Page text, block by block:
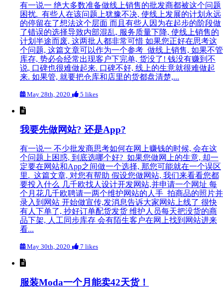
有一说一 绝大多数准备做线上销售的批发商都被这个问题
困扰. 有些人在该问题上犹豫不决, 使线上发展的计划永远
的停留在了想法这个层面 而且有些人因为在起步的阶段做
了错误的选择导致内部混乱, 服务质量下降, 使线上销售的
计划半途而废, 这两批人都非常可惜 如果您正好在思考这
个问题, 这篇文章可以作为一个参考 做线上销售, 如果不管
库存, 势必会经常出现客户下完单, 货没了! 钱没有赚到不
说, 口碑也很难做起来. 口碑不好, 线上的生意就很难做起
来. 如果管, 就要把仓库和店里的货都盘清楚,...
May 28th, 2020 5 likes
我要先做网站? 还是App?
有一说一 不少批发商思考如何在网上赚钱的时候, 会在这
个问题上困惑, 到底选哪个好? 如果您做网上的生意, 却一
定要在网站和App之间做一个选择, 那您可能就在一个误区
里. 这篇文章, 对您有帮助 假设您做网站, 我们来看看您都
要投入什么 几千欧找人设计开发网站,并申请一个网址 每
个月花几千欧聘请一两个维护网站的人手 拍商品的照片并
录入到网站 开始做宣传,发消息告诉大家网站上线了 很快
有人下单了, 抄好订单配货发货 维护人员每天把没货的商
品下架, 人工同步库存 会有陌生客户在网上找到网站进来
看...
May 30th, 2020 7 likes
服装Moda一个月能卖42天货！